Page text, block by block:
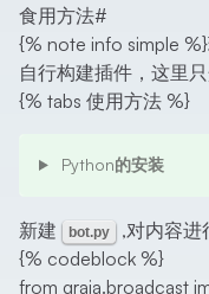
食用方法#
{% note info simple
自行构建插件，这里
{% tabs 使用方法 %}
Python的安装
新建 bot.py
,对内容进
{% codeblock %}
from graia.broadcast